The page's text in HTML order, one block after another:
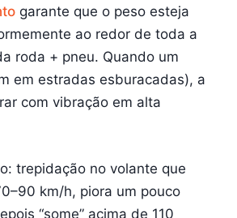
garante que o peso esteja
ao redor de toda a
roda + pneu. Quando um
em estradas esburacadas), a
com vibração em alta
trepidação no volante que
km/h, piora um pouco
“some” acima de 110